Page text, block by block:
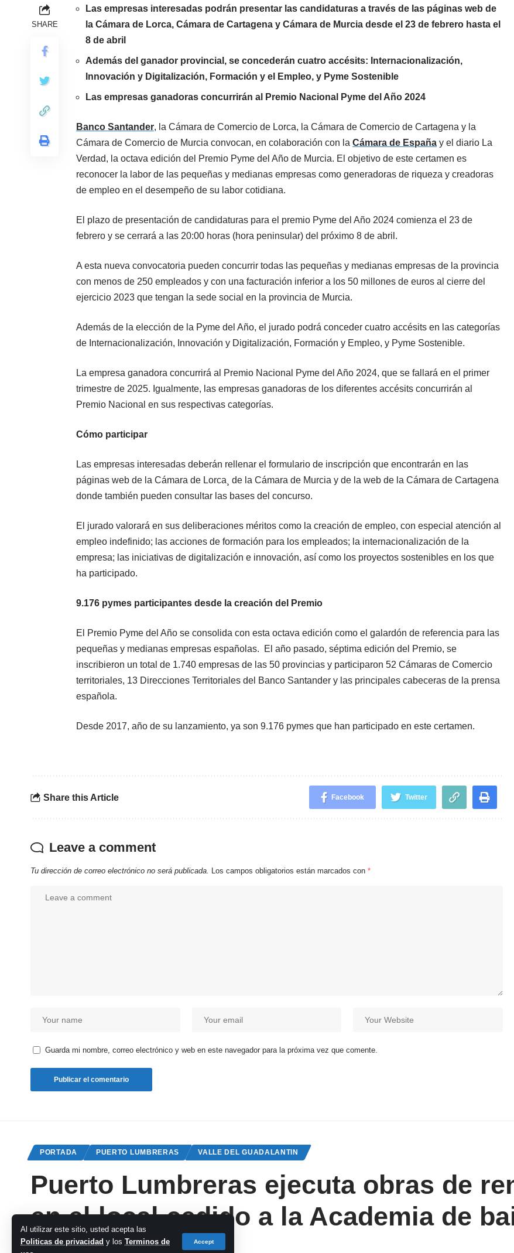
Al utilizar este sitio, usted acepta las
Politicas de privacidad y los Terminos de
Accept
SHARE
Las empresas interesadas podrán presentar las candidaturas a través de las páginas web de
la Cámara de Lorca, Cámara de Cartagena y Cámara de Murcia desde el 23 de febrero hasta el
8 de abril
Además del ganador provincial, se concederán cuatro accésits: Internacionalización,
Innovación y Digitalización, Formación y el Empleo, y Pyme Sostenible
Las empresas ganadoras concurrirán al Premio Nacional Pyme del Año 2024
Banco Santander, la Cámara de Comercio de Lorca, la Cámara de Comercio de Cartagena y la
Cámara de Comercio de Murcia convocan, en colaboración con la Cámara de España y el diario La
Verdad, la octava edición del Premio Pyme del Año de Murcia. El objetivo de este certamen es
reconocer la labor de las pequeñas y medianas empresas como generadoras de riqueza y creadoras
de empleo en el desempeño de su labor cotidiana.
El plazo de presentación de candidaturas para el premio Pyme del Año 2024 comienza el 23 de
febrero y se cerrará a las 20:00 horas (hora peninsular) del próximo 8 de abril.
A esta nueva convocatoria pueden concurrir todas las pequeñas y medianas empresas de la provincia
con menos de 250 empleados y con una facturación inferior a los 50 millones de euros al cierre del
ejercicio 2023 que tengan la sede social en la provincia de Murcia.
Además de la elección de la Pyme del Año, el jurado podrá conceder cuatro accésits en las categorías
de Internacionalización, Innovación y Digitalización, Formación y Empleo, y Pyme Sostenible.
La empresa ganadora concurrirá al Premio Nacional Pyme del Año 2024, que se fallará en el primer
trimestre de 2025. Igualmente, las empresas ganadoras de los diferentes accésits concurrirán al
Premio Nacional en sus respectivas categorías.
Cómo participar
Las empresas interesadas deberán rellenar el formulario de inscripción que encontrarán en las
páginas web de la Cámara de Lorca¸ de la Cámara de Murcia y de la web de la Cámara de Cartagena
donde también pueden consultar las bases del concurso.
El jurado valorará en sus deliberaciones méritos como la creación de empleo, con especial atención al
empleo indefinido; las acciones de formación para los empleados; la internacionalización de la
empresa; las iniciativas de digitalización e innovación, así como los proyectos sostenibles en los que
ha participado.
9.176 pymes participantes desde la creación del Premio
El Premio Pyme del Año se consolida con esta octava edición como el galardón de referencia para las
pequeñas y medianas empresas españolas. El año pasado, séptima edición del Premio, se
inscribieron un total de 1.740 empresas de las 50 provincias y participaron 52 Cámaras de Comercio
territoriales, 13 Direcciones Territoriales del Banco Santander y las principales cabeceras de la prensa
española.
Desde 2017, año de su lanzamiento, ya son 9.176 pymes que han participado en este certamen.
Share this Article Facebook Twitter
Leave a comment
Tu dirección de correo electrónico no será publicada. Los campos obligatorios están marcados con *
Guarda mi nombre, correo electrónico y web en este navegador para la próxima vez que comente.
PORTADA PUERTO LUMBRERAS VALLE DEL GUADALANTIN
Puerto Lumbreras ejecuta obras de
en el local cedido a la Academia de